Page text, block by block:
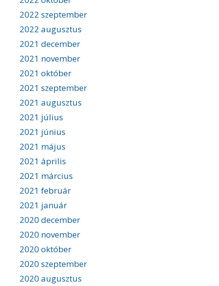
2022 szeptember
2022 augusztus
2021 december
2021 november
2021 október
2021 szeptember
2021 augusztus
2021 július
2021 június
2021 május
2021 április
2021 március
2021 február
2021 január
2020 december
2020 november
2020 október
2020 szeptember
2020 augusztus